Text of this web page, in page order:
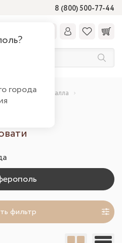
8 (800) 500-77-44
города
Мебель из металла
фильтр